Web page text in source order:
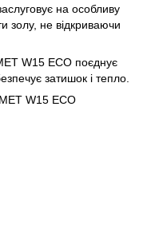
на особливу
золу, не відкриваючи
W15 EСO поєднує
затишок і тепло.
MET W15 EСO